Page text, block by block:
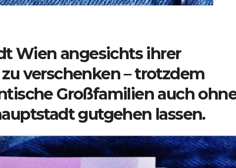
Wien angesichts ihrer
verschenken – trotzdem
Großfamilien auch
gutgehen lassen.